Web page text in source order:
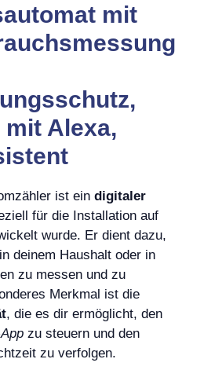
mit
Alexa,
ist ein digitaler
für die Installation auf
wurde. Er dient dazu,
deinem Haushalt oder in
zu messen und zu
Merkmal ist die
, die es dir ermöglicht, den
zu steuern und den
zu verfolgen.